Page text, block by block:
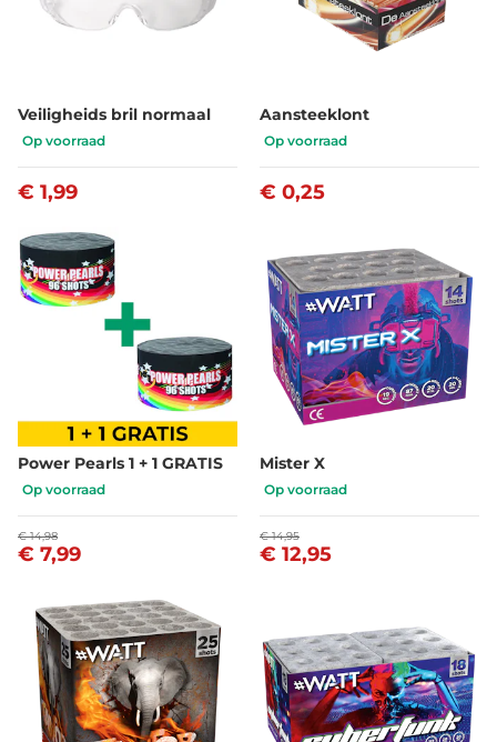
Veiligheids bril normaal
Op voorraad
€ 1,99
Aansteeklont
Op voorraad
€ 0,25
Power Pearls 1 + 1 GRATIS
Op voorraad
€ 7,99
€ 14,98
Mister X
Op voorraad
€ 12,95
€ 14,95